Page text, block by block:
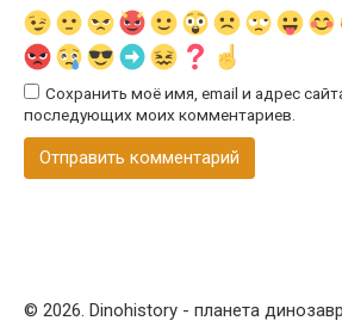
Сохранить моё имя, email и адрес
последующих моих комментариев.
© 2026. Dinohistory - планета